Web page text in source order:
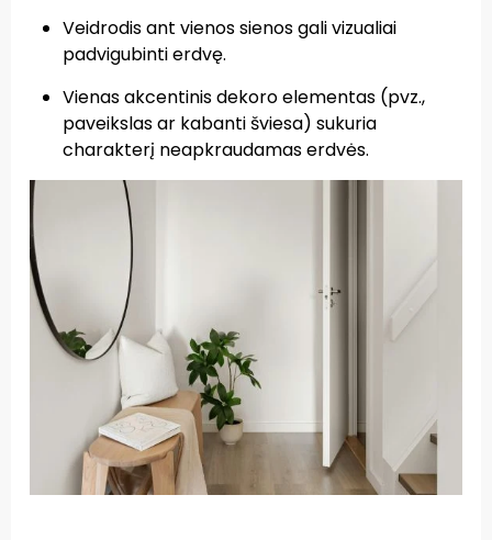
Veidrodis ant vienos sienos gali vizualiai
padvigubinti erdvę.
Vienas akcentinis dekoro elementas (pvz.,
paveikslas ar kabanti šviesa) sukuria
charakterį neapkraudamas erdvės.